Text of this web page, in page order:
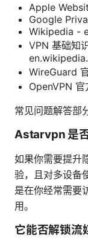
Apple
Google
Wikipedia -
VPN 基础知
WireGuard
OpenVPN
常见问题解答部
Astarvpn 是
如果你需要提升
验，且对多设备
是在你经常需要
用。
它能否解锁流